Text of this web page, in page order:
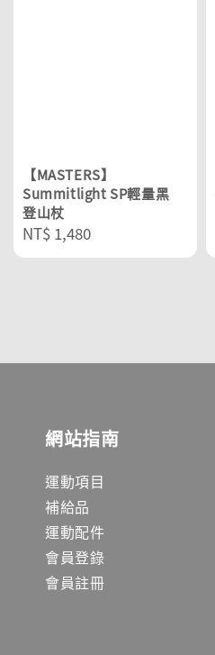
【MASTERS】
Summitlight SP輕量黑
登山杖
Regular
price
NT$ 1,480
網站指南
運動項目
補給品
運動配件
會員登錄
會員註冊